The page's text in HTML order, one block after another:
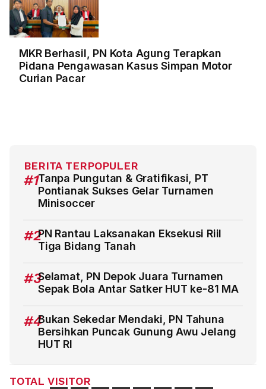
MKR Berhasil, PN Kota Agung Terapkan
Pidana Pengawasan Kasus Simpan Motor
Curian Pacar
BERITA TERPOPULER
#1Tanpa Pungutan & Gratifikasi, PT
Pontianak Sukses Gelar Turnamen
Minisoccer
#2PN Rantau Laksanakan Eksekusi Riil
Tiga Bidang Tanah
#3Selamat, PN Depok Juara Turnamen
Sepak Bola Antar Satker HUT ke-81 MA
#4Bukan Sekedar Mendaki, PN Tahuna
Bersihkan Puncak Gunung Awu Jelang
HUT RI
TOTAL VISITOR